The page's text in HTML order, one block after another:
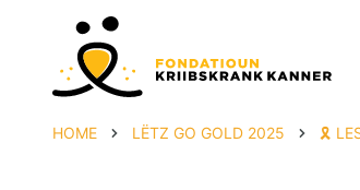
HOME LËTZ GO GOLD 2025 🎗️